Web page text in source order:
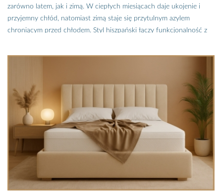
zarówno latem, jak i zimą. W ciepłych miesiącach daje ukojenie i
przyjemny chłód, natomiast zimą staje się przytulnym azylem
chroniącym przed chłodem. Styl hiszpański łączy funkcjonalność z
wnętrze pełne harmonii, koloru i komfortu przez cały rok. Jednak
relaksu wypoczynku, schronienie przed letnimi upałami i zimowym
chłodem. Jak uzyskać tak wszechstronną aranżację w jednym
pomieszczeniu? Sami zobaczcie…
Sypialnia to pomieszczenie, w którym spędzamy przynajmniej ⅓
swojego życia, a więc jej aranżacja powinna być zupełnie
wyjątkowa. Sprzyjać relaksowi, odpowiadać naszym potrzebom o
każdej porze roku. Taka właśnie jest sypialnia w stylu hiszpańskim,
upalne noce. Chcecie mieć piękną, wyjątkową, komfortową i pełną